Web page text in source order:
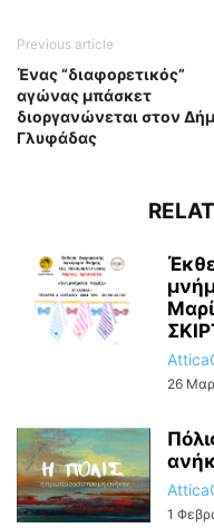
Previous article
Ένας “διαφορετικός”
αγώνας μπάσκετ
διοργανώνεται στον
Γλυφάδας
26
1